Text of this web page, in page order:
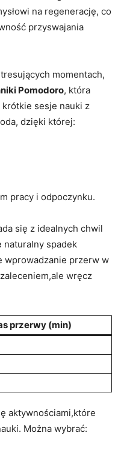
na regenerację, co
przyswajania
momentach,
Pomodoro,​ która
sesje nauki z
dzięki której:
pracy i odpoczynku.
się z idealnych chwil
naturalny spadek
wprowadzanie ‍przerw w⁤
wręcz
przerwy (min)
aktywnościami,które
Można wybrać: